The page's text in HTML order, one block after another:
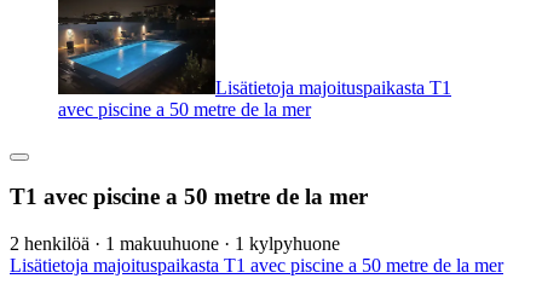
Lisätietoja majoituspaikasta T1
avec piscine a 50 metre de la mer
T1 avec piscine a 50 metre de la mer
2 henkilöä · 1 makuuhuone · 1 kylpyhuone
Lisätietoja majoituspaikasta T1 avec piscine a 50 metre de la mer